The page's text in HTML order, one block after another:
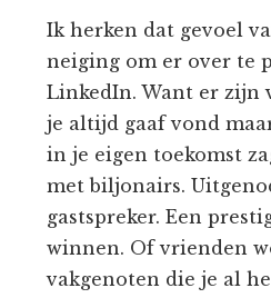
Ik herken dat gevoel
neiging om er over te
LinkedIn. Want er zijn
je altijd gaaf vond
in je eigen toekomst
met biljonairs.
gastspreker. Een
winnen. Of vrienden
vakgenoten die je al